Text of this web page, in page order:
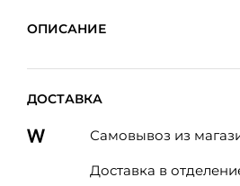
ОПИСАНИЕ
ДОСТАВКА
Самовывоз из
Доставка в